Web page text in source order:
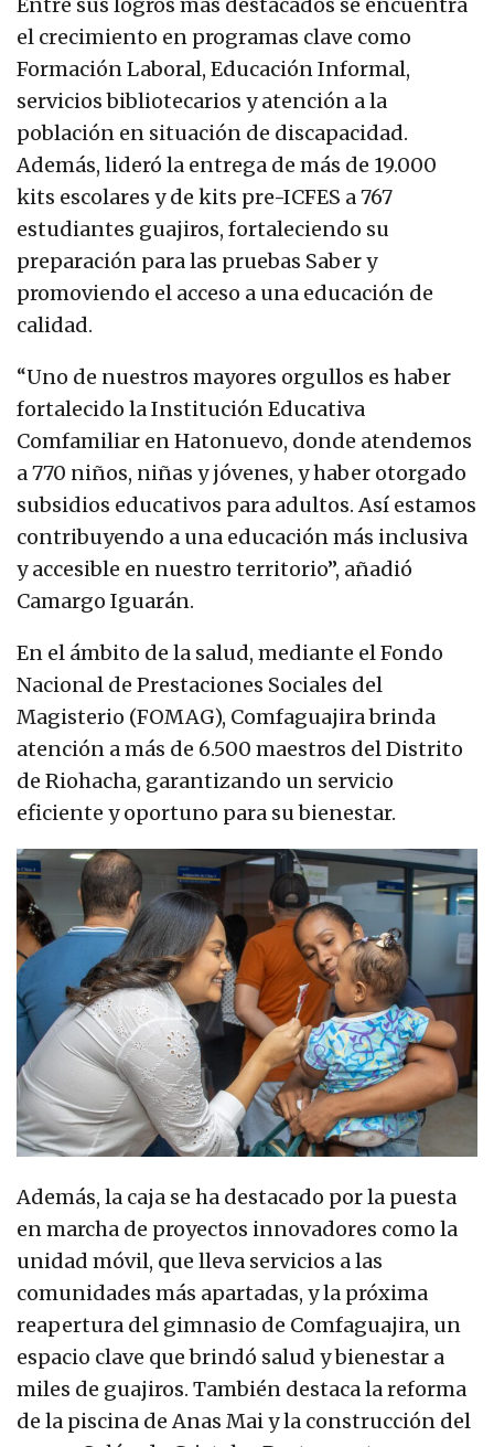
Entre sus logros más destacados se encuentra
el crecimiento en programas clave como
Formación Laboral, Educación Informal,
servicios bibliotecarios y atención a la
población en situación de discapacidad.
Además, lideró la entrega de más de 19.000
kits escolares y de kits pre-ICFES a 767
estudiantes guajiros, fortaleciendo su
preparación para las pruebas Saber y
promoviendo el acceso a una educación de
calidad.
“Uno de nuestros mayores orgullos es haber
fortalecido la Institución Educativa
Comfamiliar en Hatonuevo, donde atendemos
a 770 niños, niñas y jóvenes, y haber otorgado
subsidios educativos para adultos. Así estamos
contribuyendo a una educación más inclusiva
y accesible en nuestro territorio”, añadió
Camargo Iguarán.
En el ámbito de la salud, mediante el Fondo
Nacional de Prestaciones Sociales del
Magisterio (FOMAG), Comfaguajira brinda
atención a más de 6.500 maestros del Distrito
de Riohacha, garantizando un servicio
eficiente y oportuno para su bienestar.
Además, la caja se ha destacado por la puesta
en marcha de proyectos innovadores como la
unidad móvil, que lleva servicios a las
comunidades más apartadas, y la próxima
reapertura del gimnasio de Comfaguajira, un
espacio clave que brindó salud y bienestar a
miles de guajiros. También destaca la reforma
de la piscina de Anas Mai y la construcción del